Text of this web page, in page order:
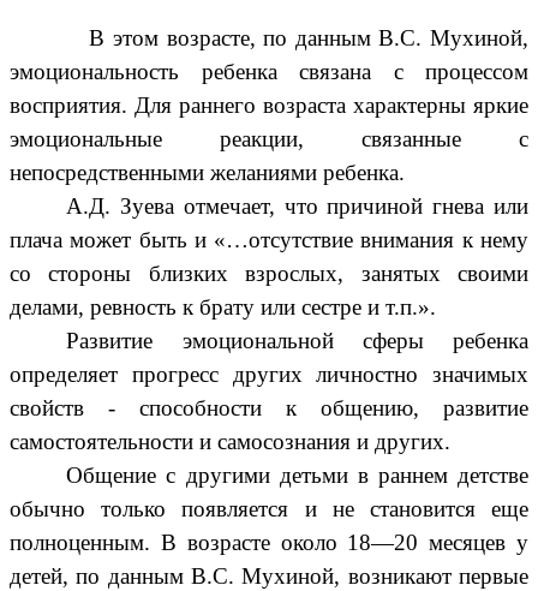
В этом возрасте, по данным В.С. Мухиной,
эмоциональность ребенка связана с процессом
восприятия. Для раннего возраста характерны яркие
эмоциональные реакции, связанные с
непосредственными желаниями ребенка.
А.Д. Зуева отмечает, что причиной гнева или
плача может быть и «…отсутствие внимания к нему
со стороны близких взрослых, занятых своими
делами, ревность к брату или сестре и т.п.».
Развитие эмоциональной сферы ребенка
определяет прогресс других личностно значимых
свойств - способности к общению, развитие
самостоятельности и самосознания и других.
Общение с другими детьми в раннем детстве
обычно только появляется и не становится еще
полноценным. В возрасте около 18—20 месяцев у
детей, по данным В.С. Мухиной, возникают первые